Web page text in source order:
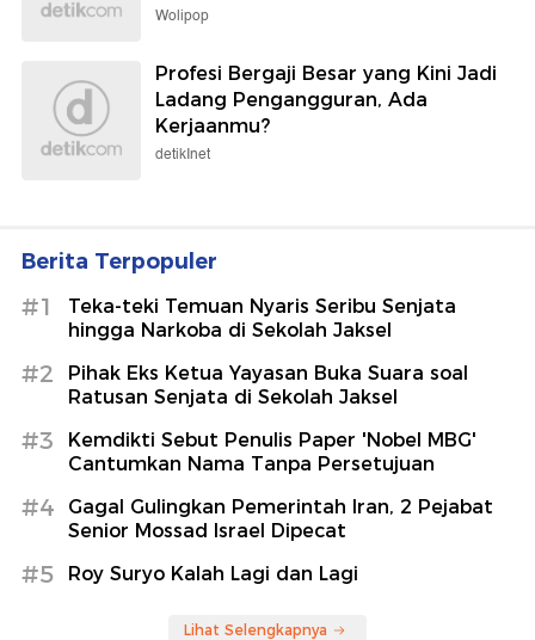
Wolipop
Profesi Bergaji Besar yang Kini Jadi
Ladang Pengangguran, Ada
Kerjaanmu?
detikInet
Berita Terpopuler
#1
Teka-teki Temuan Nyaris Seribu Senjata
hingga Narkoba di Sekolah Jaksel
#2
Pihak Eks Ketua Yayasan Buka Suara soal
Ratusan Senjata di Sekolah Jaksel
#3
Kemdikti Sebut Penulis Paper 'Nobel MBG'
Cantumkan Nama Tanpa Persetujuan
#4
Gagal Gulingkan Pemerintah Iran, 2 Pejabat
Senior Mossad Israel Dipecat
#5 Roy Suryo Kalah Lagi dan Lagi
Lihat Selengkapnya